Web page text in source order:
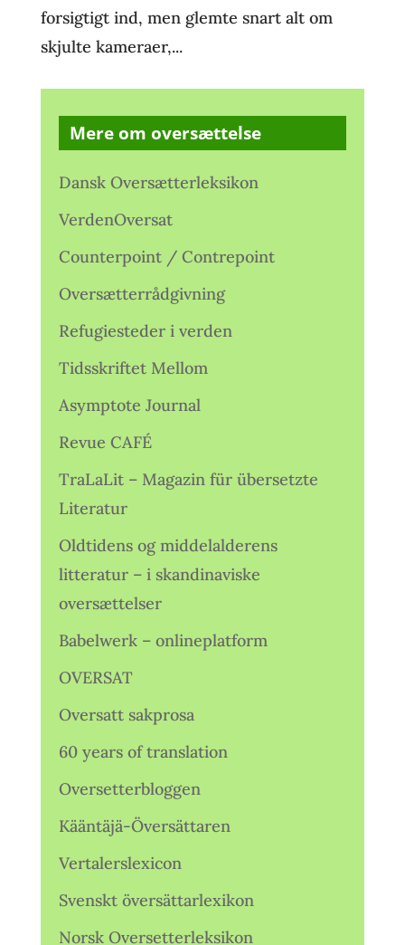
forsigtigt ind, men glemte snart alt om
skjulte kameraer,...
Mere om oversættelse
Dansk Oversætterleksikon
VerdenOversat
Counterpoint / Contrepoint
Oversætterrådgivning
Refugiesteder i verden
Tidsskriftet Mellom
Asymptote Journal
Revue CAFÉ
TraLaLit – Magazin für übersetzte
Literatur
Oldtidens og middelalderens
litteratur – i skandinaviske
oversættelser
Babelwerk – onlineplatform
OVERSAT
Oversatt sakprosa
60 years of translation
Oversetterbloggen
Kääntäjä-Översättaren
Vertalerslexicon
Svenskt översättarlexikon
Norsk Oversetterleksikon